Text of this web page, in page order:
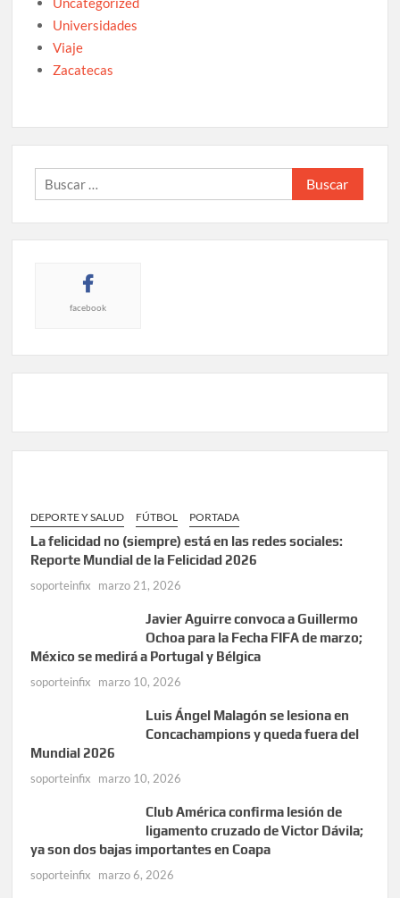
Universidades
Viaje
Zacatecas
Buscar:
facebook
DEPORTE Y SALUD FÚTBOL PORTADA
La felicidad no (siempre) está en las redes sociales:
Reporte Mundial de la Felicidad 2026
soporteinfix marzo 21, 2026
Javier Aguirre convoca a Guillermo
Ochoa para la Fecha FIFA de marzo;
México se medirá a Portugal y Bélgica
soporteinfix marzo 10, 2026
Luis Ángel Malagón se lesiona en
Concachampions y queda fuera del
Mundial 2026
soporteinfix marzo 10, 2026
Club América confirma lesión de
ligamento cruzado de Victor Dávila;
ya son dos bajas importantes en Coapa
soporteinfix marzo 6, 2026